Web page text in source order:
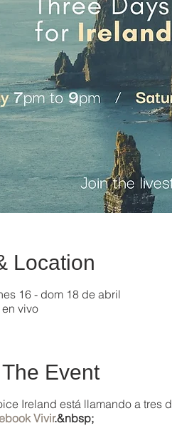
Location
16 - dom 18 de abril
vivo
Event
Ireland está llamando a tres
Vivir.&nbsp;